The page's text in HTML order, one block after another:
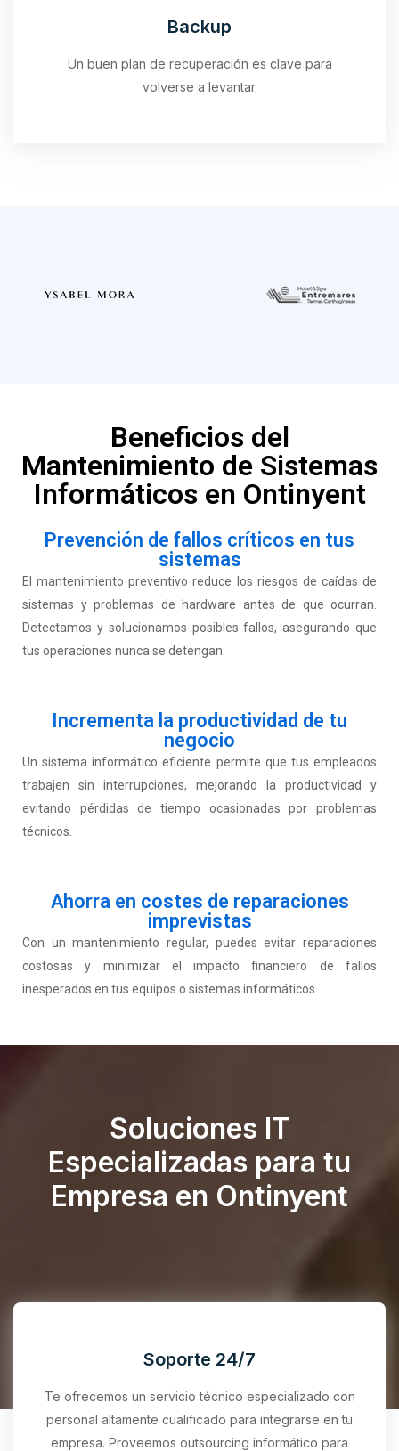
Backup
Un buen plan de recuperación es clave para
volverse a levantar.
Beneficios del
Mantenimiento de Sistemas
Informáticos en Ontinyent
Prevención de fallos críticos en tus
sistemas
El mantenimiento preventivo reduce los riesgos de caídas de
sistemas y problemas de hardware antes de que ocurran.
Detectamos y solucionamos posibles fallos, asegurando que
tus operaciones nunca se detengan.
Incrementa la productividad de tu
negocio
Un sistema informático eficiente permite que tus empleados
trabajen sin interrupciones, mejorando la productividad y
evitando pérdidas de tiempo ocasionadas por problemas
técnicos.
Ahorra en costes de reparaciones
imprevistas
Con un mantenimiento regular, puedes evitar reparaciones
costosas y minimizar el impacto financiero de fallos
inesperados en tus equipos o sistemas informáticos.
Soluciones IT
Especializadas para tu
Empresa en Ontinyent
Soporte 24/7
Te ofrecemos un servicio técnico especializado con
personal altamente cualificado para integrarse en tu
empresa. Proveemos outsourcing informático para